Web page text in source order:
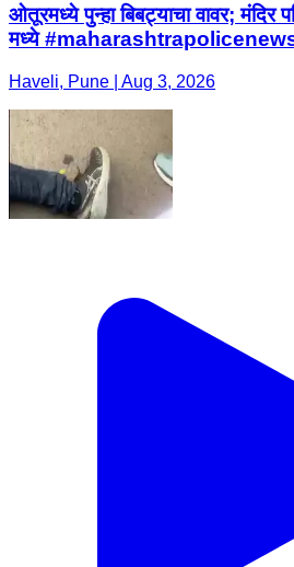
ओतूरमध्ये पुन्हा बिबट्याचा वावर; मंदिर
मध्ये
Haveli, Pune | Aug 3, 2026